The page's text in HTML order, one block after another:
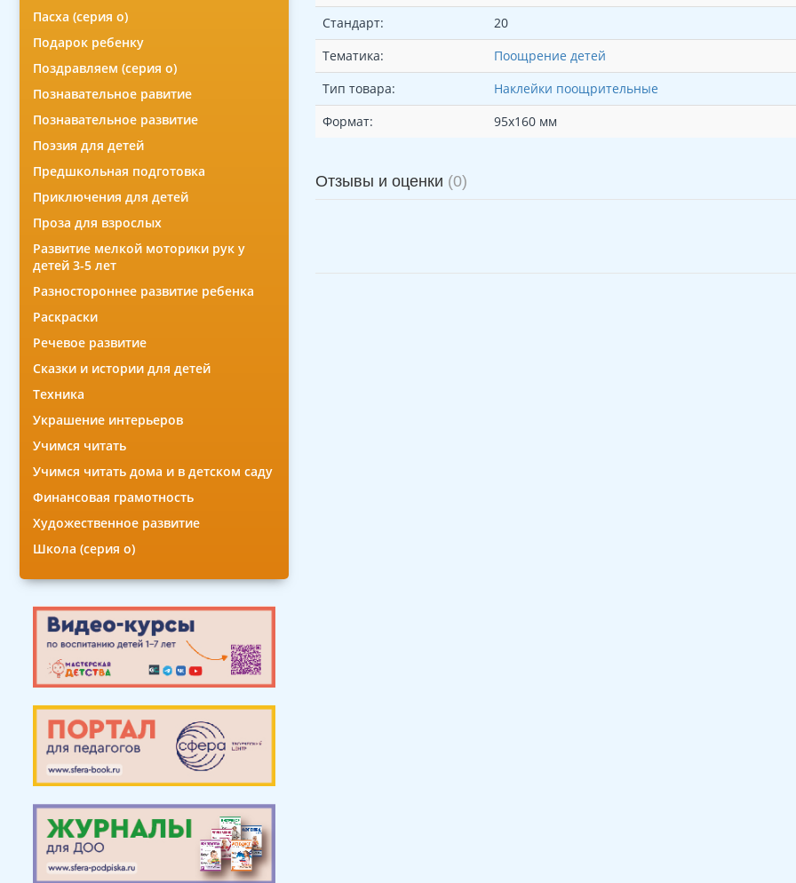
Пасха (серия о)
Подарок ребенку
Поздравляем (серия о)
Познавательное равитие
Познавательное развитие
Поэзия для детей
Предшкольная подготовка
Приключения для детей
Проза для взрослых
Развитие мелкой моторики рук у
детей 3-5 лет
Разностороннее развитие ребенка
Раскраски
Речевое развитие
Сказки и истории для детей
Техника
Украшение интерьеров
Учимся читать
Учимся читать дома и в детском саду
Финансовая грамотность
Художественное развитие
Школа (серия о)
Стандарт:
20
Тематика:
Поощрение детей
Тип товара:
Наклейки поощрительные
Формат:
95х160 мм
Отзывы и оценки (0)